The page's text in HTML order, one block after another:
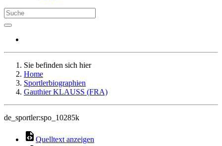
Sie befinden sich hier
Home
Sportlerbiographien
Gauthier KLAUSS (FRA)
de_sportler:spo_10285k
Quelltext anzeigen